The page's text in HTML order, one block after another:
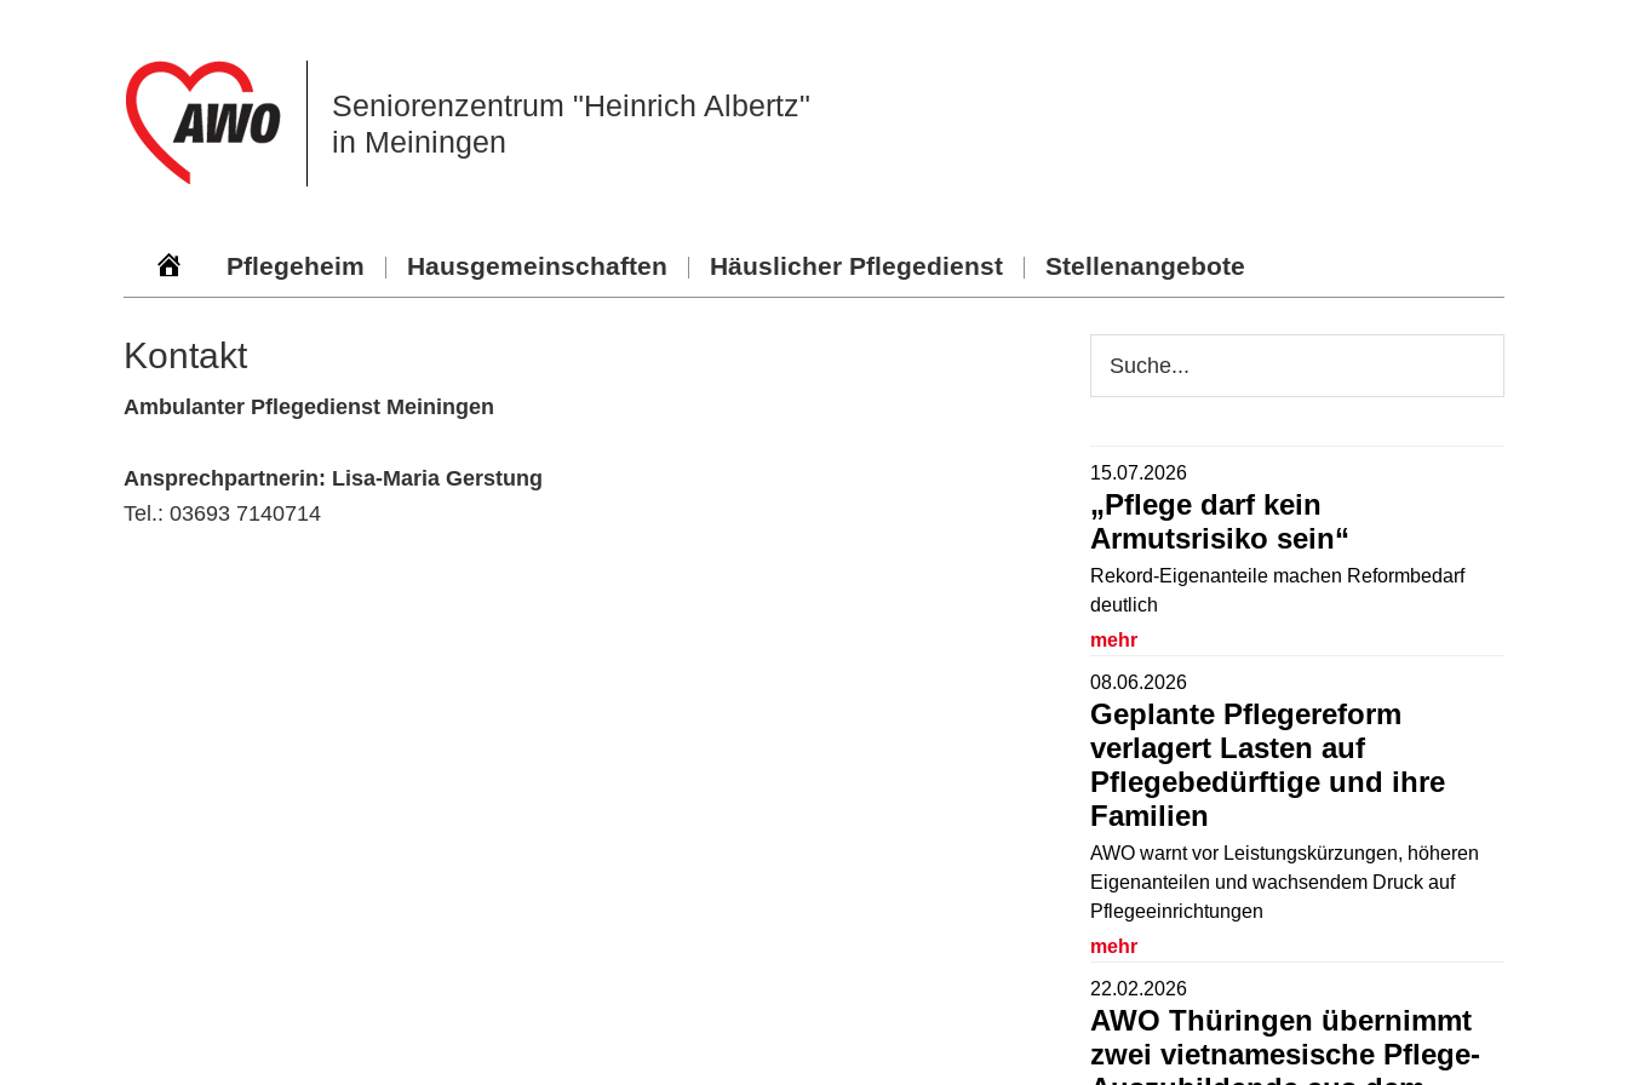
Seniorenzentrum "Heinrich Albertz"
in Meiningen
Pflegeheim Hausgemeinschaften Häuslicher Pflegedienst Stellenangebote
Kontakt
Ambulanter Pflegedienst Meiningen
Ansprechpartnerin: Lisa-Maria Gerstung
Tel.: 03693 7140714
Seitenspalte
durchsuchen
15.07.2026
„Pflege darf kein
Armutsrisiko sein“
Rekord-Eigenanteile machen Reformbedarf
deutlich
mehr
08.06.2026
Geplante Pflegereform
verlagert Lasten auf
Pflegebedürftige und ihre
Familien
AWO warnt vor Leistungskürzungen, höheren
Eigenanteilen und wachsendem Druck auf
Pflegeeinrichtungen
mehr
22.02.2026
AWO Thüringen übernimmt
zwei vietnamesische Pflege-